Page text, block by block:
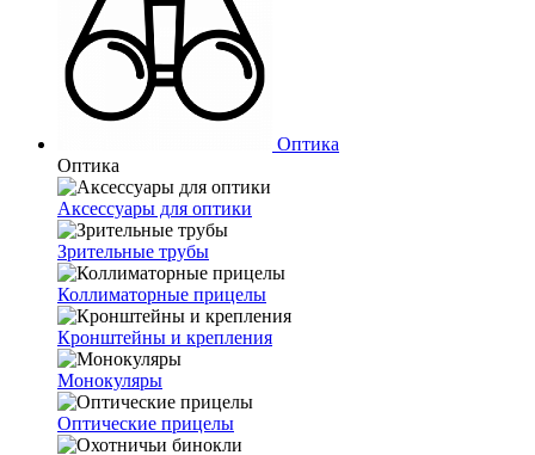
Оптика
Оптика
Аксессуары для оптики
Зрительные трубы
Коллиматорные прицелы
Кронштейны и крепления
Монокуляры
Оптические прицелы